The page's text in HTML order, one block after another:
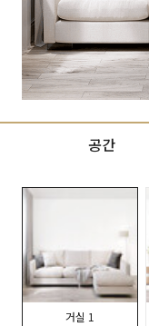
공간
거실 1